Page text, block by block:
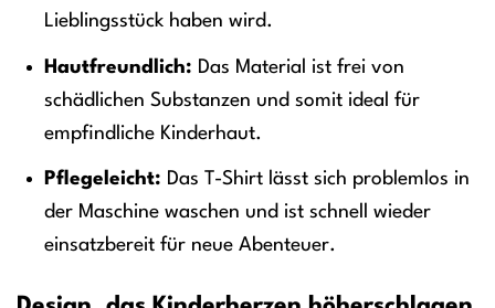
Lieblingsstück haben wird.
Hautfreundlich: Das Material ist frei von
schädlichen Substanzen und somit ideal für
empfindliche Kinderhaut.
Pflegeleicht: Das T-Shirt lässt sich problemlos in
der Maschine waschen und ist schnell wieder
einsatzbereit für neue Abenteuer.